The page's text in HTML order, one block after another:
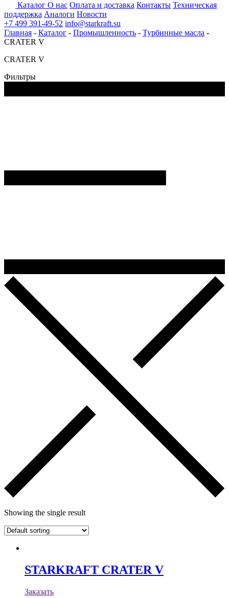
Каталог О нас Оплата и доставка Контакты Техническая
поддержка Аналоги Новости
+7 499 391-49-52 info@starkraft.su
Главная - Каталог - Промышленность - Турбинные масла -
CRATER V
CRATER V
Фильтры
Showing the single result
STARKRAFT CRATER V
Заказать